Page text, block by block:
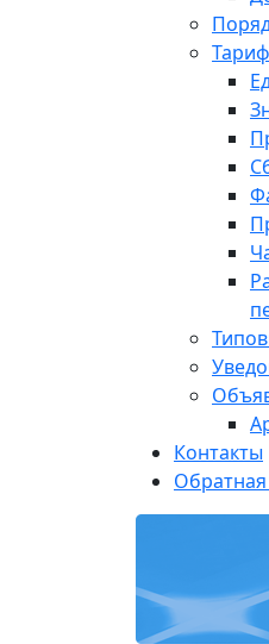
Контакты
Обратная